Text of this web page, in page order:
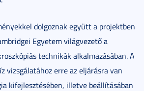
dolgoznak együtt a projektben
Egyetem világvezető a
technikák alkalmazásában. A
vizsgálatához erre az eljárásra van
kifejlesztésében, illetve beállításában